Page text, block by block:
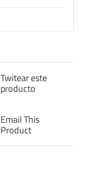
Twitear este
producto
Email This
Product